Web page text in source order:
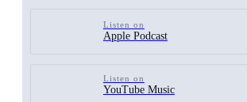
Listen on
Apple Podcast
Listen on
YouTube Music